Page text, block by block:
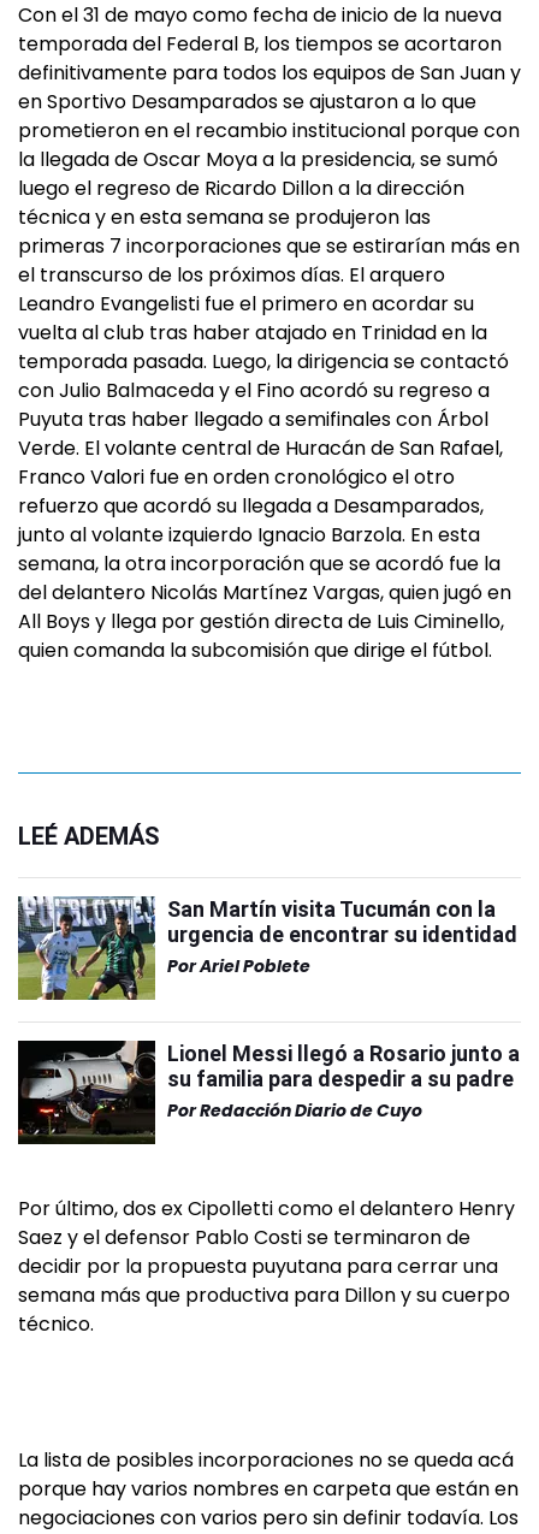
Con el 31 de mayo como fecha de inicio de la nueva
temporada del Federal B, los tiempos se acortaron
definitivamente para todos los equipos de San Juan y
en Sportivo Desamparados se ajustaron a lo que
prometieron en el recambio institucional porque con
la llegada de Oscar Moya a la presidencia, se sumó
luego el regreso de Ricardo Dillon a la dirección
técnica y en esta semana se produjeron las
primeras 7 incorporaciones que se estirarían más en
el transcurso de los próximos días. El arquero
Leandro Evangelisti fue el primero en acordar su
vuelta al club tras haber atajado en Trinidad en la
temporada pasada. Luego, la dirigencia se contactó
con Julio Balmaceda y el Fino acordó su regreso a
Puyuta tras haber llegado a semifinales con Árbol
Verde. El volante central de Huracán de San Rafael,
Franco Valori fue en orden cronológico el otro
refuerzo que acordó su llegada a Desamparados,
junto al volante izquierdo Ignacio Barzola. En esta
semana, la otra incorporación que se acordó fue la
del delantero Nicolás Martínez Vargas, quien jugó en
All Boys y llega por gestión directa de Luis Ciminello,
quien comanda la subcomisión que dirige el fútbol.
LEÉ ADEMÁS
San Martín visita Tucumán con la
urgencia de encontrar su identidad
PorAriel Poblete
Lionel Messi llegó a Rosario junto a
su familia para despedir a su padre
PorRedacción Diario de Cuyo
Por último, dos ex Cipolletti como el delantero Henry
Saez y el defensor Pablo Costi se terminaron de
decidir por la propuesta puyutana para cerrar una
semana más que productiva para Dillon y su cuerpo
técnico.
La lista de posibles incorporaciones no se queda acá
porque hay varios nombres en carpeta que están en
negociaciones con varios pero sin definir todavía. Los